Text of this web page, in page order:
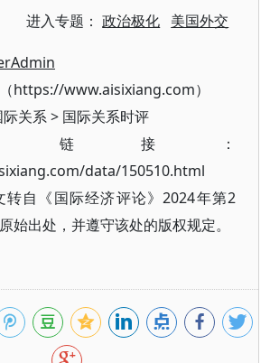
进入专题：政治极化 美国外交
https://www.aisixiang.com）
际关系> 国际关系时评
链接：
data/150510.html
转自《国际经济评论》2024年第2
始出处，并遵守该处的版权规定。